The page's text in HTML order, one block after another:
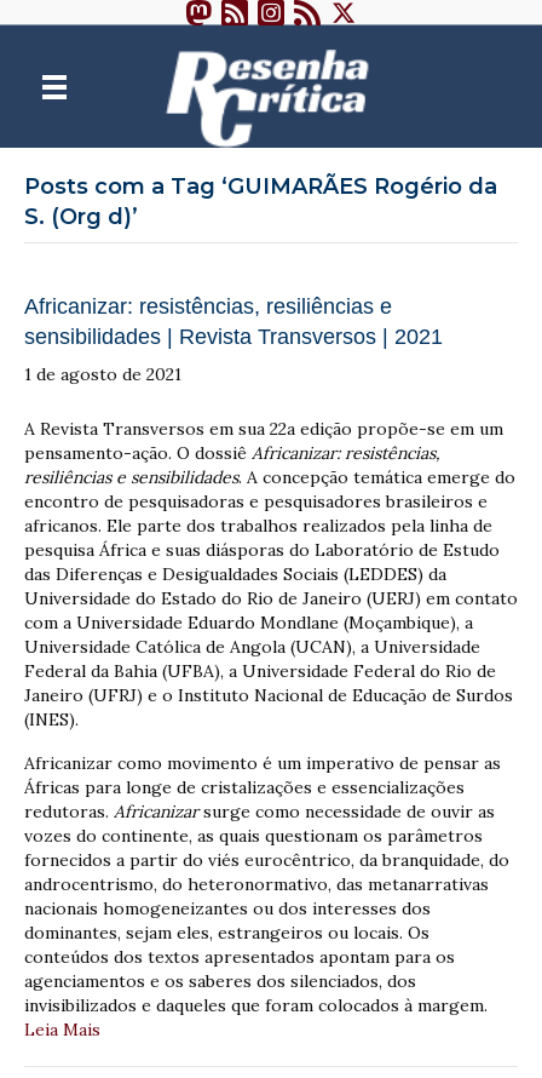
Posts com a Tag ‘GUIMARÃES Rogério da
S. (Org d)’
Africanizar: resistências, resiliências e
sensibilidades | Revista Transversos | 2021
1 de agosto de 2021
A Revista Transversos em sua 22a edição propõe-se em um
pensamento-ação. O dossiê Africanizar: resistências,
resiliências e sensibilidades. A concepção temática emerge do
encontro de pesquisadoras e pesquisadores brasileiros e
africanos. Ele parte dos trabalhos realizados pela linha de
pesquisa África e suas diásporas do Laboratório de Estudo
das Diferenças e Desigualdades Sociais (LEDDES) da
Universidade do Estado do Rio de Janeiro (UERJ) em contato
com a Universidade Eduardo Mondlane (Moçambique), a
Universidade Católica de Angola (UCAN), a Universidade
Federal da Bahia (UFBA), a Universidade Federal do Rio de
Janeiro (UFRJ) e o Instituto Nacional de Educação de Surdos
(INES).
Africanizar como movimento é um imperativo de pensar as
Áfricas para longe de cristalizações e essencializações
redutoras. Africanizarsurge como necessidade de ouvir as
vozes do continente, as quais questionam os parâmetros
fornecidos a partir do viés eurocêntrico, da branquidade, do
androcentrismo, do heteronormativo, das metanarrativas
nacionais homogeneizantes ou dos interesses dos
dominantes, sejam eles, estrangeiros ou locais. Os
conteúdos dos textos apresentados apontam para os
agenciamentos e os saberes dos silenciados, dos
invisibilizados e daqueles que foram colocados à margem.
Leia Mais